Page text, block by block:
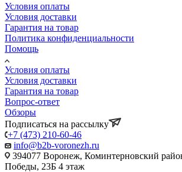
Условия оплаты
Условия доставки
Гарантия на товар
Политика конфиденциальности
Помощь
Условия оплаты
Условия доставки
Гарантия на товар
Вопрос-ответ
Обзоры
Подписаться на рассылку
+7 (473) 210-60-46
info@b2b-voronezh.ru
394077 Воронеж, Коминтерновский
Победы, 23Б​ 4 этаж